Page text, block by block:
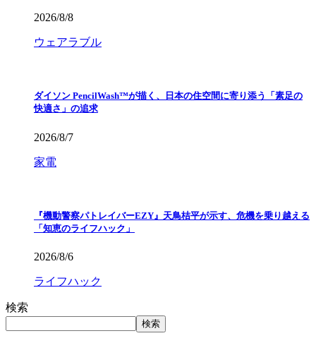
2026/8/8
ウェアラブル
ダイソン PencilWash™が描く、日本の住空間に寄り添う「素足の
快適さ」の追求
2026/8/7
家電
『機動警察パトレイバーEZY』天鳥桔平が示す、危機を乗り越える
「知恵のライフハック」
2026/8/6
ライフハック
検索
検索